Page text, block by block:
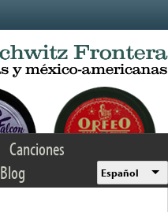
Canciones
Blog Español